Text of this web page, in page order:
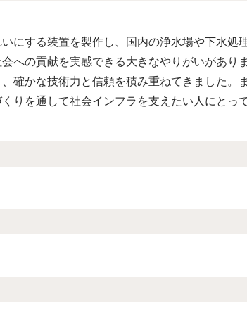
にする装置を製作し、国内の浄水場や下水処
への貢献を実感できる大きなやりがいがあり
確かな技術力と信頼を積み重ねてきました。
りを通して社会インフラを支えたい人にとっ